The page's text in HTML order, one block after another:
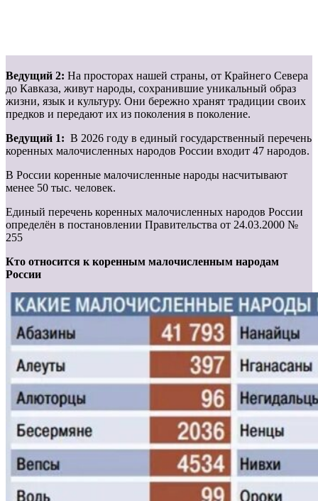
Ведущий 2: На просторах нашей страны, от Крайнего Севера
до Кавказа, живут народы, сохранившие уникальный образ
жизни, язык и культуру. Они бережно хранят традиции своих
предков и передают их из поколения в поколение.
Ведущий 1: В 2026 году в единый государственный перечень
коренных малочисленных народов России входит 47 народов.
В России коренные малочисленные народы насчитывают
менее 50 тыс. человек.
Единый перечень коренных малочисленных народов России
определён в постановлении Правительства от 24.03.2000 №
255
Кто относится к коренным малочисленным народам
России